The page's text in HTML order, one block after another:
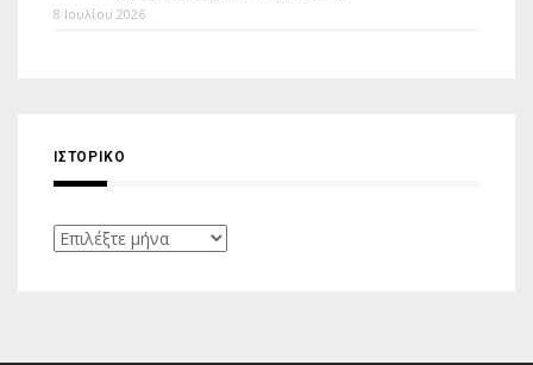
8 Ιουλίου 2026
ΙΣΤΟΡΙΚΌ
Ιστορικό